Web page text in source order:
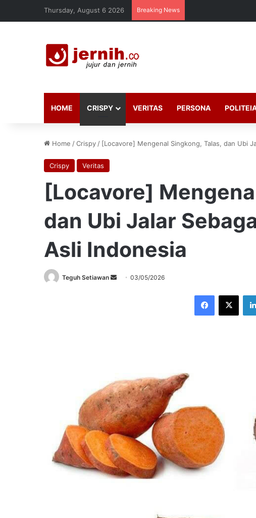
Thursday, August 6 2026 Breaking News
HOME CRISPY VERITAS PERSONA
Home /Crispy / [Locavore] Mengenal Singkong, Talas, dan Ubi
Crispy Veritas
[Locavore]
dan Ubi Jalar
Asli Indonesia
Teguh Setiawan
Send03/05/2026
Facebook
X